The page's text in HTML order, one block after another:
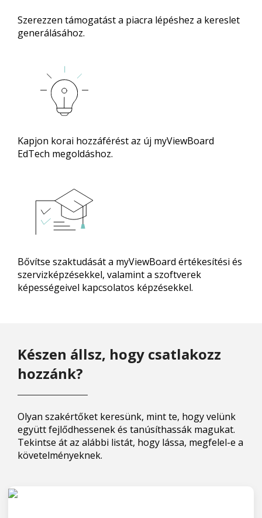
Szerezzen támogatást a piacra lépéshez a kereslet
generálásához.
Kapjon korai hozzáférést az új myViewBoard
EdTech megoldáshoz.
Bővítse szaktudását a myViewBoard értékesítési és
szervizképzésekkel, valamint a szoftverek
képességeivel kapcsolatos képzésekkel.
Készen állsz, hogy csatlakozz
hozzánk?
Olyan szakértőket keresünk, mint te, hogy velünk
együtt fejlődhessenek és tanúsíthassák magukat.
Tekintse át az alábbi listát, hogy lássa, megfelel-e a
követelményeknek.